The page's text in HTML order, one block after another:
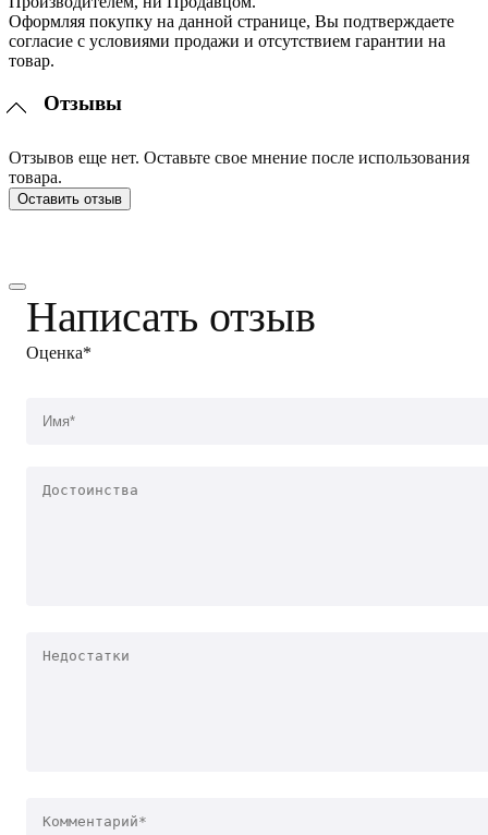
Оформляя покупку на данной странице, Вы подтверждаете
согласие с условиями продажи и отсутствием гарантии на
товар.
Отзывы
Отзывов еще нет. Оставьте свое мнение после использования
товара.
Оставить отзыв
Написать отзыв
Оценка*